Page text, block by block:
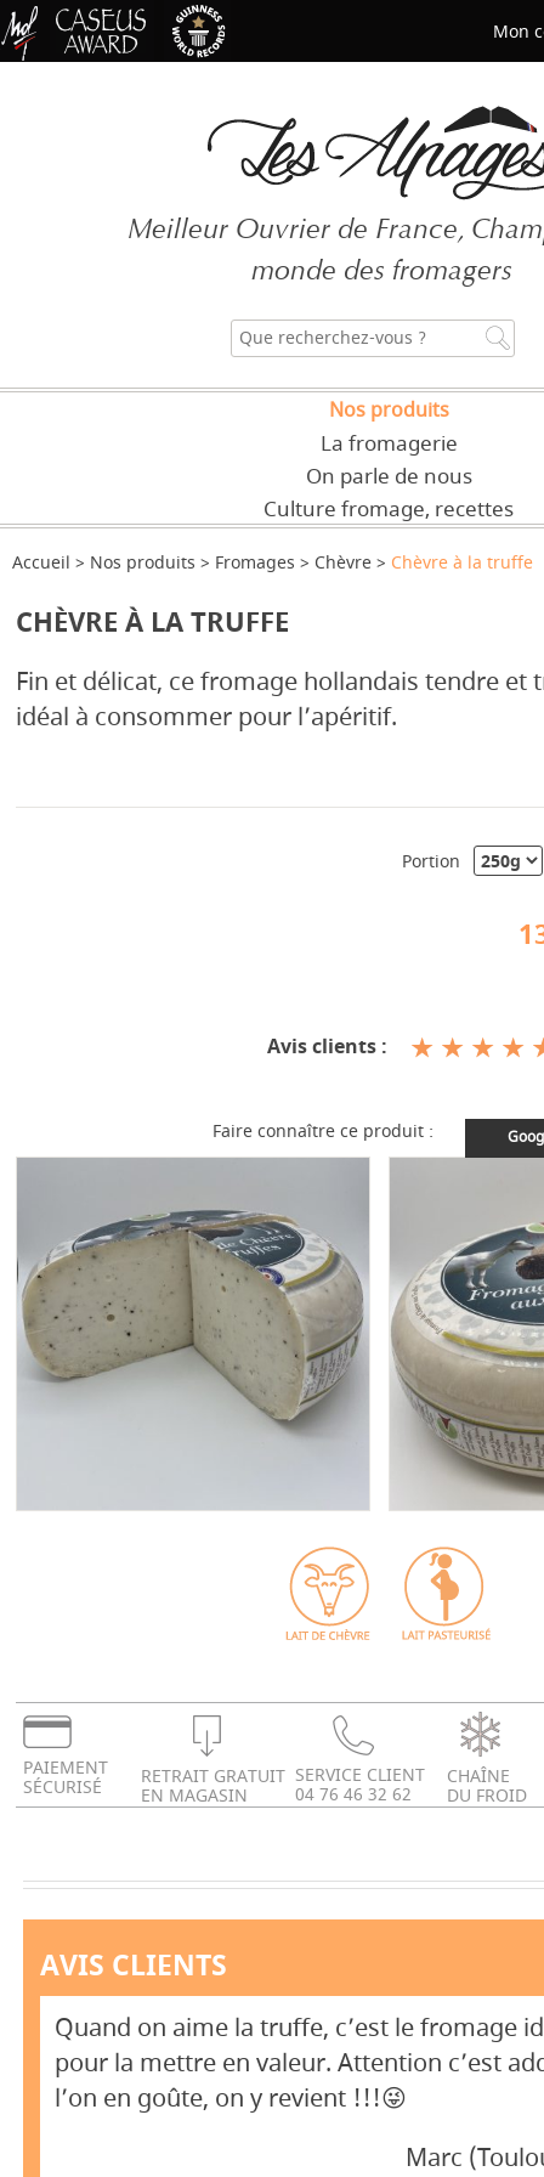
Meilleur Ouvrier de France,
monde des fromagers
Nos produits
La fromagerie
On parle de nous
Culture fromage, recettes
Accueil Nos produits Fromages Chèvre Chèvre à la truffe
CHÈVRE À LA TRUFFE
Fin et délicat, ce fromage hollandais tendre et
idéal à consommer pour l’apéritif.
Portion
Avis clients :
Faire connaître ce produit :
PAIEMENT
SÉCURISÉ RETRAIT GRATUIT
EN MAGASIN
SERVICE CLIENT
04 76 46 32 62
CHAÎNE
DU FROID
AVIS CLIENTS
Quand on aime la truffe, c’est le fromage
pour la mettre en valeur. Attention c’est
l’on en goûte, on y revient !!!😜
Marc
Mon
Mot de passe oublié ?
CRÉER UN